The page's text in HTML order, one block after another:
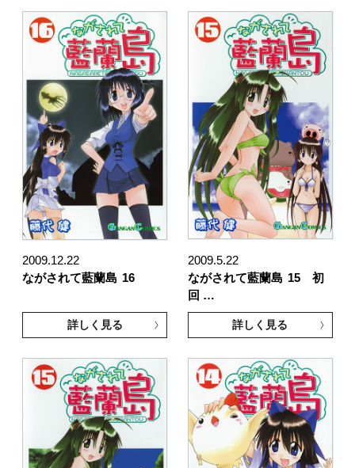
2009.12.22
ながされて藍蘭島 16
詳しく見る
2009.5.22
ながされて藍蘭島 15 初
回 …
詳しく見る